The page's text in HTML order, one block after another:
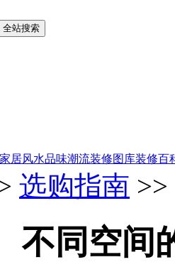
家居风水品味潮流装修图库装修百
选购指南 >>
不同空间